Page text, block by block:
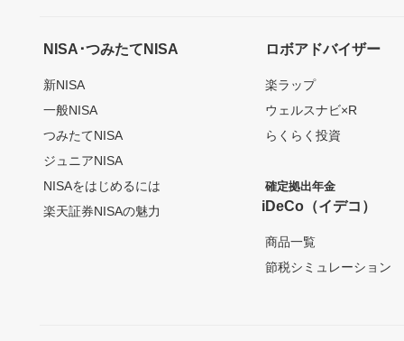
NISA･つみたてNISA
新NISA
一般NISA
つみたてNISA
ジュニアNISA
NISAをはじめるには
楽天証券NISAの魅力
ロボアドバイザー
楽ラップ
ウェルスナビ×R
らくらく投資
確定拠出年金
iDeCo（イデコ）
商品一覧
節税シミュレーション